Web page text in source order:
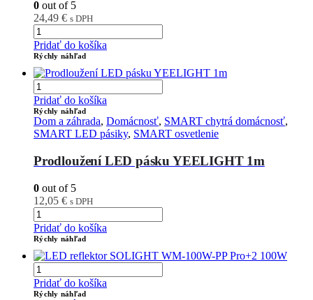
0 out of 5
24,49 € s DPH
Pridať do košíka
Rýchly náhľad
Pridať do košíka
Rýchly náhľad
Dom a záhrada, Domácnosť, SMART chytrá domácnosť,
SMART LED pásiky, SMART osvetlenie
Prodloužení LED pásku YEELIGHT 1m
0 out of 5
12,05 € s DPH
Pridať do košíka
Rýchly náhľad
Pridať do košíka
Rýchly náhľad